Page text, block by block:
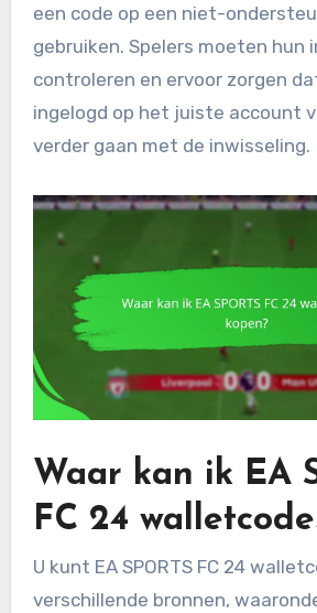
een code op een niet-
gebruiken. Spelers moeten hun
controleren en ervoor zorgen
ingelogd op het juiste account
verder gaan met de inwisseling.
Waar kan ik EA
FC 24
U kunt EA SPORTS FC 24
verschillende bronnen,